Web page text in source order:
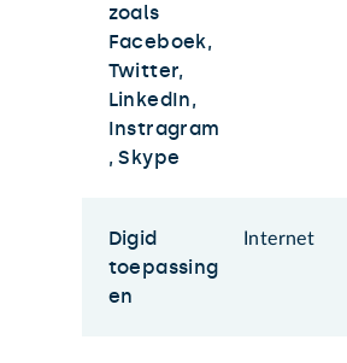
zoals
Faceboek,
Twitter,
LinkedIn,
Instragram
, Skype
Digid
toepassing
en
Internet